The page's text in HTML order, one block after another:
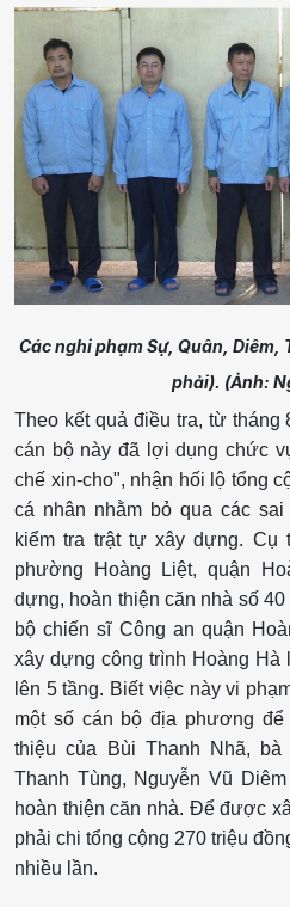
Các nghi phạm Sự, Quân,
phải). (Ảnh:
Theo kết quả điều tra, từ tháng
cán bộ này đã lợi dụng chức
chế xin-cho", nhận hối lộ tổng
cá nhân nhằm bỏ qua các
kiểm tra trật tự xây dựng. Cụ
phường Hoàng Liệt, quận
dựng, hoàn thiện căn nhà số
bộ chiến sĩ Công an quận
xây dựng công trình Hoàng Hà
lên 5 tầng. Biết việc này vi
một số cán bộ địa phương
thiệu của Bùi Thanh Nhã,
Thanh Tùng, Nguyễn Vũ
hoàn thiện căn nhà. Để được
phải chi tổng cộng 270 triệu
nhiều lần.